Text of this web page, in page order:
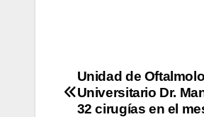
Unidad de
Universitario Dr.
32 cirugías en el